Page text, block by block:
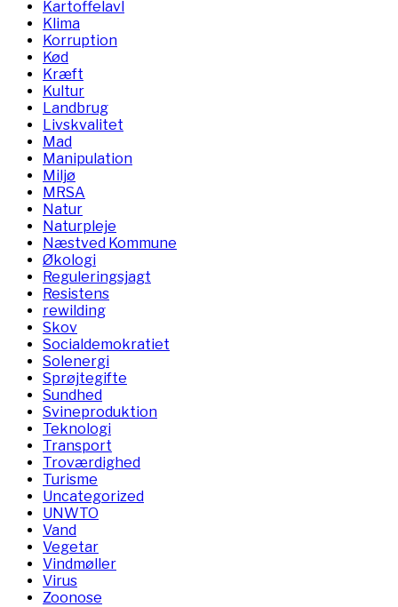
Kartoffelavl
Klima
Korruption
Kød
Kræft
Kultur
Landbrug
Livskvalitet
Mad
Manipulation
Miljø
MRSA
Natur
Naturpleje
Næstved Kommune
Økologi
Reguleringsjagt
Resistens
rewilding
Skov
Socialdemokratiet
Solenergi
Sprøjtegifte
Sundhed
Svineproduktion
Teknologi
Transport
Troværdighed
Turisme
Uncategorized
UNWTO
Vand
Vegetar
Vindmøller
Virus
Zoonose